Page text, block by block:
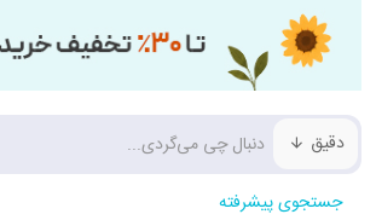
دقیق
جستجوی پیشرفته